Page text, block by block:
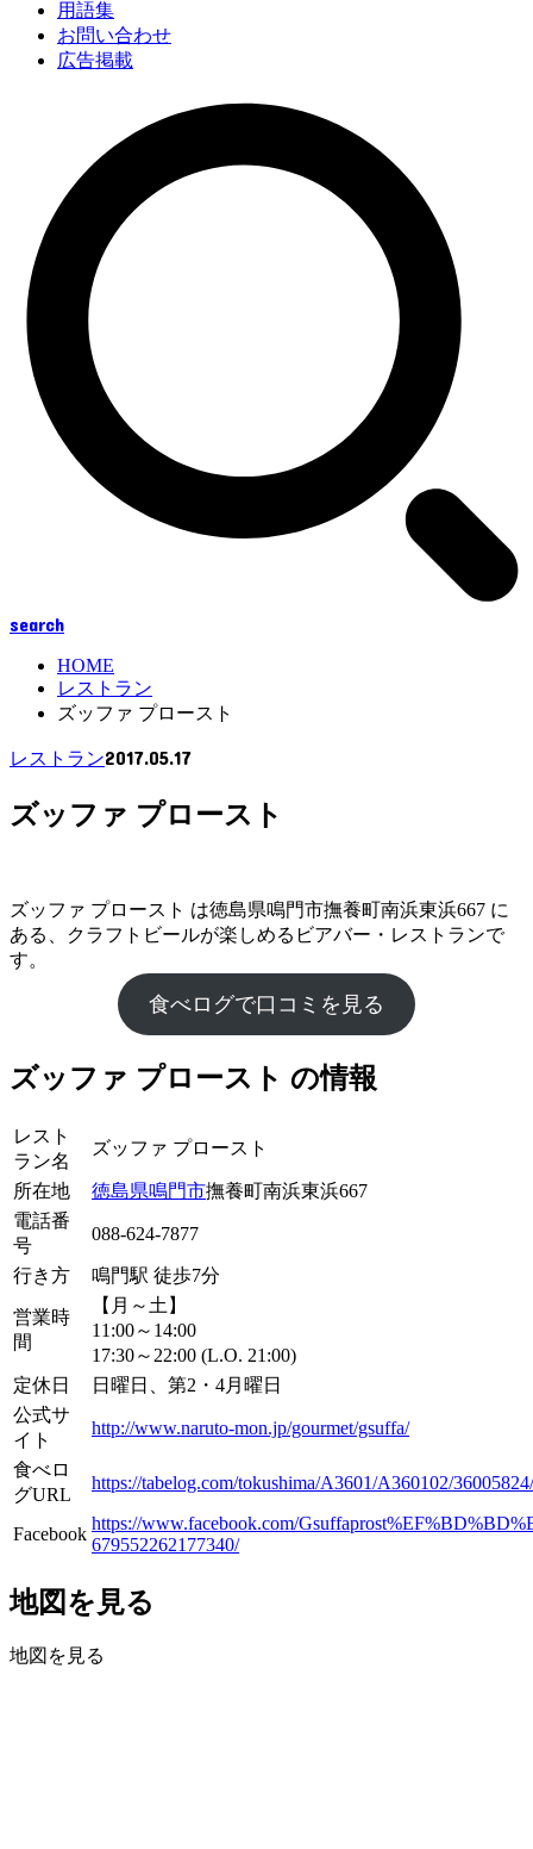
用語集
お問い合わせ
広告掲載
search
HOME
レストラン
ズッファ プロースト
レストラン2017.05.17
ズッファ プロースト
ズッファ プロースト は徳島県鳴門市撫養町南浜東浜667 に
ある、クラフトビールが楽しめるビアバー・レストランで
す。
食べログで口コミを見る
ズッファ プロースト の情報
レスト
ラン名
ズッファ プロースト
所在地 徳島県鳴門市撫養町南浜東浜667
電話番
号
088-624-7877
行き方 鳴門駅 徒歩7分
営業時
間
【月～土】
11:00～14:00
17:30～22:00 (L.O. 21:00)
定休日
日曜日、第2・4月曜日
公式サ
イト
http://www.naruto-mon.jp/gourmet/gsuffa/
食べロ
グURL
https://tabelog.com/tokushima/A3601/A360102/36005824/
Facebook
https://www.facebook.com/
679552262177340/
地図を見る
地図を見る